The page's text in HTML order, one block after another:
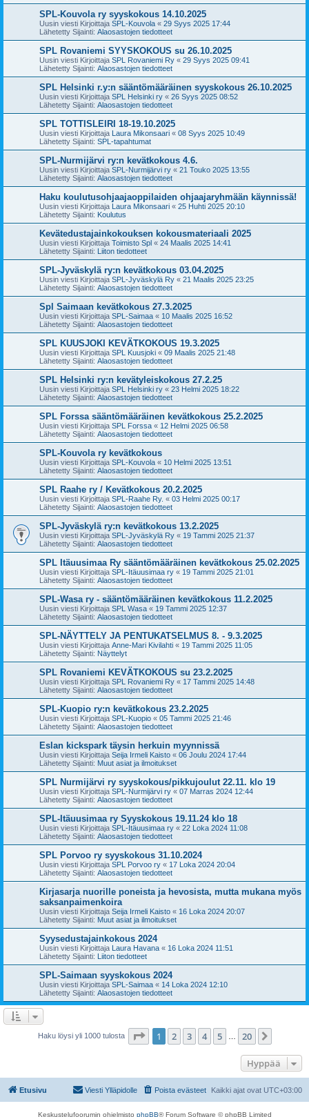
SPL-Kouvola ry syyskokous 14.10.2025
Uusin viesti Kirjoittaja SPL-Kouvola « 29 Syys 2025 17:44
Lähetetty Sijainti: Alaosastojen tiedotteet
SPL Rovaniemi SYYSKOKOUS su 26.10.2025
Uusin viesti Kirjoittaja SPL Rovaniemi Ry « 29 Syys 2025 09:41
Lähetetty Sijainti: Alaosastojen tiedotteet
SPL Helsinki r.y:n sääntömääräinen syyskokous 26.10.2025
Uusin viesti Kirjoittaja SPL Helsinki ry « 26 Syys 2025 08:52
Lähetetty Sijainti: Alaosastojen tiedotteet
SPL TOTTISLEIRI 18-19.10.2025
Uusin viesti Kirjoittaja Laura Mikonsaari « 08 Syys 2025 10:49
Lähetetty Sijainti: SPL-tapahtumat
SPL-Nurmijärvi ry:n kevätkokous 4.6.
Uusin viesti Kirjoittaja SPL-Nurmijärvi ry « 21 Touko 2025 13:55
Lähetetty Sijainti: Alaosastojen tiedotteet
Haku koulutusohjaajaoppilaiden ohjaajaryhmään käynnissä!
Uusin viesti Kirjoittaja Laura Mikonsaari « 25 Huhti 2025 20:10
Lähetetty Sijainti: Koulutus
Kevätedustajainkokouksen kokousmateriaali 2025
Uusin viesti Kirjoittaja Toimisto Spl « 24 Maalis 2025 14:41
Lähetetty Sijainti: Liiton tiedotteet
SPL-Jyväskylä ry:n kevätkokous 03.04.2025
Uusin viesti Kirjoittaja SPL-Jyväskylä Ry « 21 Maalis 2025 23:25
Lähetetty Sijainti: Alaosastojen tiedotteet
Spl Saimaan kevätkokous 27.3.2025
Uusin viesti Kirjoittaja SPL-Saimaa « 10 Maalis 2025 16:52
Lähetetty Sijainti: Alaosastojen tiedotteet
SPL KUUSJOKI KEVÄTKOKOUS 19.3.2025
Uusin viesti Kirjoittaja SPL Kuusjoki « 09 Maalis 2025 21:48
Lähetetty Sijainti: Alaosastojen tiedotteet
SPL Helsinki ry:n kevätyleiskokous 27.2.25
Uusin viesti Kirjoittaja SPL Helsinki ry « 23 Helmi 2025 18:22
Lähetetty Sijainti: Alaosastojen tiedotteet
SPL Forssa sääntömääräinen kevätkokous 25.2.2025
Uusin viesti Kirjoittaja SPL Forssa « 12 Helmi 2025 06:58
Lähetetty Sijainti: Alaosastojen tiedotteet
SPL-Kouvola ry kevätkokous
Uusin viesti Kirjoittaja SPL-Kouvola « 10 Helmi 2025 13:51
Lähetetty Sijainti: Alaosastojen tiedotteet
SPL Raahe ry / Kevätkokous 20.2.2025
Uusin viesti Kirjoittaja SPL-Raahe Ry. « 03 Helmi 2025 00:17
Lähetetty Sijainti: Alaosastojen tiedotteet
SPL-Jyväskylä ry:n kevätkokous 13.2.2025
Uusin viesti Kirjoittaja SPL-Jyväskylä Ry « 19 Tammi 2025 21:37
Lähetetty Sijainti: Alaosastojen tiedotteet
SPL Itäuusimaa Ry sääntömääräinen kevätkokous 25.02.2025
Uusin viesti Kirjoittaja SPL-Itäuusimaa ry « 19 Tammi 2025 21:01
Lähetetty Sijainti: Alaosastojen tiedotteet
SPL-Wasa ry - sääntömääräinen kevätkokous 11.2.2025
Uusin viesti Kirjoittaja SPL Wasa « 19 Tammi 2025 12:37
Lähetetty Sijainti: Alaosastojen tiedotteet
SPL-NÄYTTELY JA PENTUKATSELMUS 8. - 9.3.2025
Uusin viesti Kirjoittaja Anne-Mari Kivilahti « 19 Tammi 2025 11:05
Lähetetty Sijainti: Näyttelyt
SPL Rovaniemi KEVÄTKOKOUS su 23.2.2025
Uusin viesti Kirjoittaja SPL Rovaniemi Ry « 17 Tammi 2025 14:48
Lähetetty Sijainti: Alaosastojen tiedotteet
SPL-Kuopio ry:n kevätkokous 23.2.2025
Uusin viesti Kirjoittaja SPL-Kuopio « 05 Tammi 2025 21:46
Lähetetty Sijainti: Alaosastojen tiedotteet
Eslan kickspark täysin herkuin myynnissä
Uusin viesti Kirjoittaja Seija Irmeli Kaisto « 06 Joulu 2024 17:44
Lähetetty Sijainti: Muut asiat ja ilmoitukset
SPL Nurmijärvi ry syyskokous/pikkujoulut 22.11. klo 19
Uusin viesti Kirjoittaja SPL-Nurmijärvi ry « 07 Marras 2024 12:44
Lähetetty Sijainti: Alaosastojen tiedotteet
SPL-Itäuusimaa ry Syyskokous 19.11.24 klo 18
Uusin viesti Kirjoittaja SPL-Itäuusimaa ry « 22 Loka 2024 11:08
Lähetetty Sijainti: Alaosastojen tiedotteet
SPL Porvoo ry syyskokous 31.10.2024
Uusin viesti Kirjoittaja SPL Porvoo ry « 17 Loka 2024 20:04
Lähetetty Sijainti: Alaosastojen tiedotteet
Kirjasarja nuorille poneista ja hevosista, mutta mukana myös
saksanpaimenkoira
Uusin viesti Kirjoittaja Seija Irmeli Kaisto « 16 Loka 2024 20:07
Lähetetty Sijainti: Muut asiat ja ilmoitukset
Syysedustajainkokous 2024
Uusin viesti Kirjoittaja Laura Havana « 16 Loka 2024 11:51
Lähetetty Sijainti: Liiton tiedotteet
SPL-Saimaan syyskokous 2024
Uusin viesti Kirjoittaja SPL-Saimaa « 14 Loka 2024 12:10
Lähetetty Sijainti: Alaosastojen tiedotteet
Haku löysi yli 1000 tulosta Sivu /20
1 2 3 4 5 20
Hyppää
Etusivu Kaikki ajat ovat UTC+03:00
Poista evästeet
Viesti Ylläpidolle
Keskustelufoorumin ohjelmisto phpBB® Forum Software © phpBB Limited